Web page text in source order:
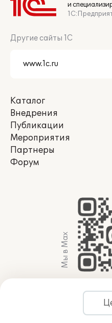
и
Другие сайты 1С
Каталог
Внедрения
Публикации
Мероприятия
Партнеры
Форум
Мы в Max
© 2011-2026 АО «Группа
«1С»). Все права защищены.